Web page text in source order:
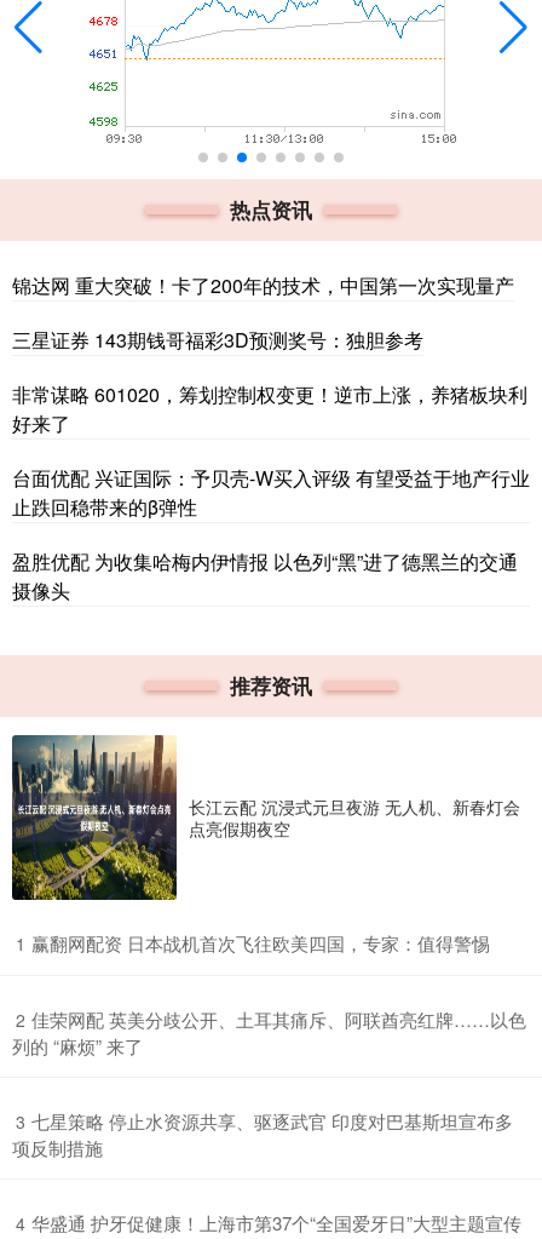
热点资讯
锦达网 重大突破！卡了200年的技术，中国第一次实现量产
三星证券 143期钱哥福彩3D预测奖号：独胆参考
非常谋略 601020，筹划控制权变更！逆市上涨，养猪板块利
好来了
台面优配 兴证国际：予贝壳-W买入评级 有望受益于地产行业
止跌回稳带来的β弹性
盈胜优配 为收集哈梅内伊情报 以色列“黑”进了德黑兰的交通
摄像头
推荐资讯
长江云配 沉浸式元旦夜游 无人机、新春灯会
点亮假期夜空
1 ​赢翻网配资 日本战机首次飞往欧美四国，专家：值得警惕
2 ​佳荣网配 英美分歧公开、土耳其痛斥、阿联酋亮红牌……以色
列的 “麻烦” 来了
3 ​七星策略 停止水资源共享、驱逐武官 印度对巴基斯坦宣布多
项反制措施
4 ​华盛通 护牙促健康！上海市第37个“全国爱牙日”大型主题宣传